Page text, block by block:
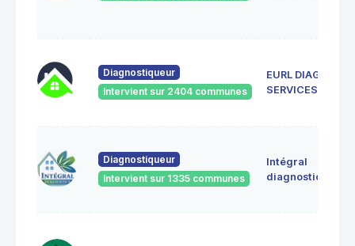
Diagnostiqueur
Intervient sur 2404 communes
EURL DIAG
SERVICES
Diagnostiqueur
Intervient sur 1335 communes
Intégral
diagnostics